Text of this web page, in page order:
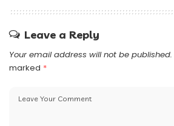
Leave a Reply
Your email address will not be published.
marked *